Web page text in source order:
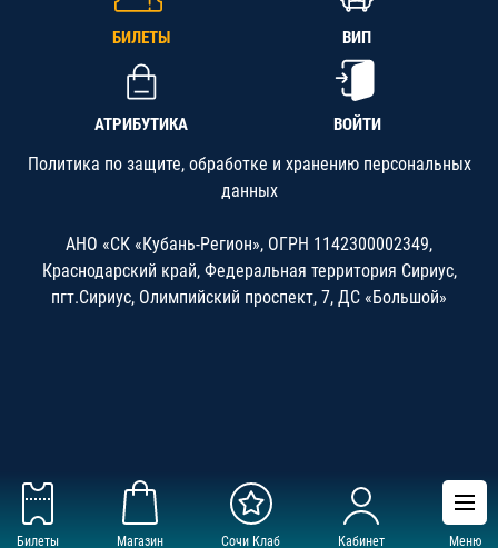
Билеты Магазин Сочи Клаб Кабинет Меню
БИЛЕТЫ ВИП
АТРИБУТИКА ВОЙТИ
Политика по защите, обработке и хранению персональных
данных
АНО «СК «Кубань-Регион», ОГРН 1142300002349,
Краснодарский край, Федеральная территория Сириус,
пгт.Сириус, Олимпийский проспект, 7, ДС «Большой»